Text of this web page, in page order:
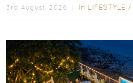
3rd August, 2026 ｜ In LIFESTYLE /